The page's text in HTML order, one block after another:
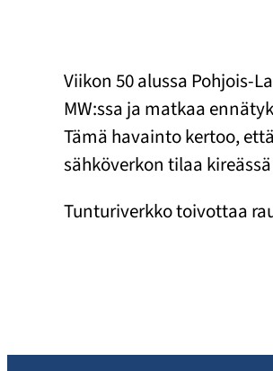
Viikon 50 alussa Pohjois-
MW:ssa ja matkaa
Tämä havainto kertoo,
sähköverkon tilaa
Tunturiverkko toivottaa